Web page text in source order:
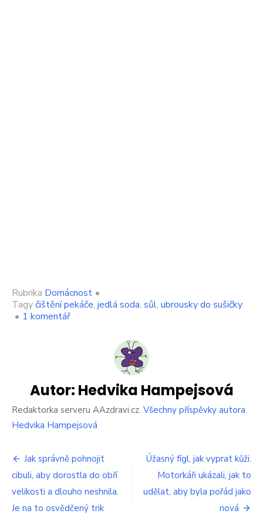
Rubrika Domácnost •
Tagyčištění pekáče, jedlá soda, sůl, ubrousky do sušičky
• 1 komentářu
jak
vrátit
připálený
plech
do
neposkvrněného
stavu.
Naše
babičky
to
dělaly
Autor: Hedvika Hampejsová
Redaktorka serveru AAzdravi.cz. Všechny příspěvky autora
Hedvika Hampejsová
Navigace
pro
příspěvek
Jak správně pohnojit
cibuli, aby dorostla do obří
velikosti a dlouho neshnila.
Je na to osvědčený trik
Úžasný fígl, jak vyprat kůži.
Motorkáři ukázali, jak to
udělat, aby byla pořád jako
nová